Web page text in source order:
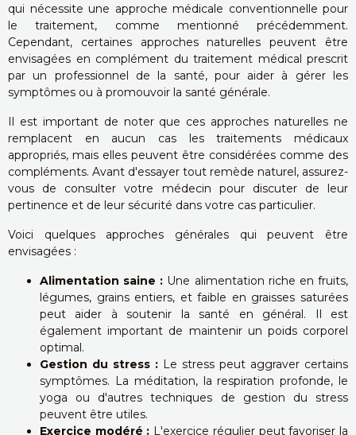
qui nécessite une approche médicale conventionnelle pour
le traitement, comme mentionné précédemment.
Cependant, certaines approches naturelles peuvent être
envisagées en complément du traitement médical prescrit
par un professionnel de la santé, pour aider à gérer les
symptômes ou à promouvoir la santé générale.
Il est important de noter que ces approches naturelles ne
remplacent en aucun cas les traitements médicaux
appropriés, mais elles peuvent être considérées comme des
compléments. Avant d'essayer tout remède naturel, assurez-
vous de consulter votre médecin pour discuter de leur
pertinence et de leur sécurité dans votre cas particulier.
Voici quelques approches générales qui peuvent être
envisagées :
Alimentation saine : Une alimentation riche en fruits,
légumes, grains entiers, et faible en graisses saturées
peut aider à soutenir la santé en général. Il est
également important de maintenir un poids corporel
optimal.
Gestion du stress : Le stress peut aggraver certains
symptômes. La méditation, la respiration profonde, le
yoga ou d'autres techniques de gestion du stress
peuvent être utiles.
Exercice modéré : L'exercice régulier peut favoriser la